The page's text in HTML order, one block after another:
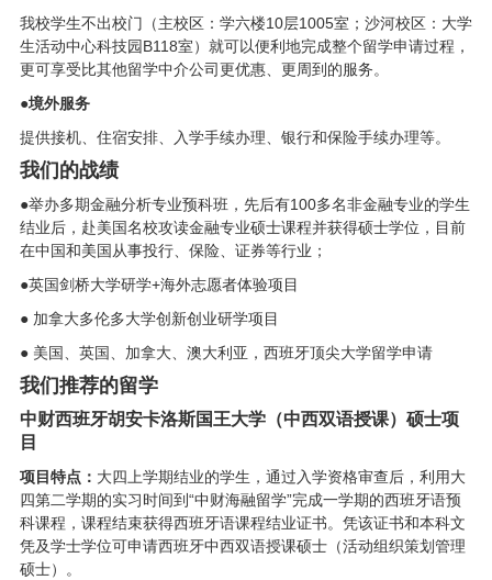
我校学生不出校门（主校区：学六楼10层1005室；沙河校区：大学
生活动中心科技园B118室）就可以便利地完成整个留学申请过程，
更可享受比其他留学中介公司更优惠、更周到的服务。
●境外服务
提供接机、住宿安排、入学手续办理、银行和保险手续办理等。
我们的战绩
●举办多期金融分析专业预科班，先后有100多名非金融专业的学生
结业后，赴美国名校攻读金融专业硕士课程并获得硕士学位，目前
在中国和美国从事投行、保险、证券等行业；
●英国剑桥大学研学+海外志愿者体验项目
●加拿大多伦多大学创新创业研学项目
●美国、英国、加拿大、澳大利亚，西班牙顶尖大学留学申请
我们推荐的留学
中财西班牙胡安卡洛斯国王大学（中西双语授课）硕士项
目
项目特点： 大四上学期结业的学生，通过入学资格审查后，利用大
四第二学期的实习时间到“中财海融留学”完成一学期的西班牙语预
科课程，课程结束获得西班牙语课程结业证书。凭该证书和本科文
凭及学士学位可申请西班牙中西双语授课硕士（活动组织策划管理
硕士）。